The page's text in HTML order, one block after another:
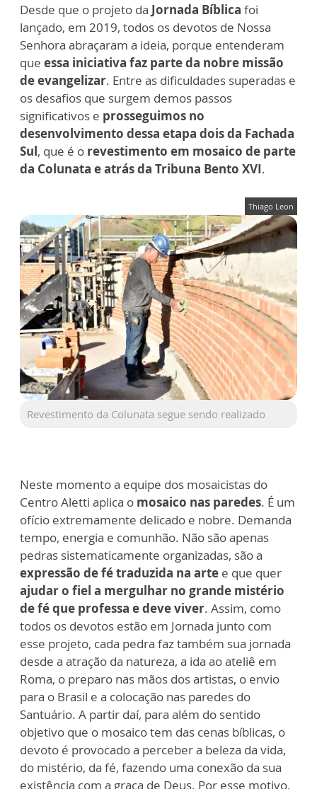
Desde que o projeto da Jornada Bíblica foi
lançado, em 2019, todos os devotos de Nossa
Senhora abraçaram a ideia, porque entenderam
que essa iniciativa faz parte da nobre missão
de evangelizar. Entre as dificuldades superadas e
os desafios que surgem demos passos
significativos e prosseguimos no
desenvolvimento dessa etapa dois da Fachada
Sul, que é o revestimento em mosaico de parte
da Colunata e atrás da Tribuna Bento XVI.
Thiago Leon
Revestimento da Colunata segue sendo realizado
Neste momento a equipe dos mosaicistas do
Centro Aletti aplica o mosaico nas paredes. É um
ofício extremamente delicado e nobre. Demanda
tempo, energia e comunhão. Não são apenas
pedras sistematicamente organizadas, são a
expressão de fé traduzida na arte e que quer
ajudar o fiel a mergulhar no grande mistério
de fé que professa e deve viver. Assim, como
todos os devotos estão em Jornada junto com
esse projeto, cada pedra faz também sua jornada
desde a atração da natureza, a ida ao ateliê em
Roma, o preparo nas mãos dos artistas, o envio
para o Brasil e a colocação nas paredes do
Santuário. A partir daí, para além do sentido
objetivo que o mosaico tem das cenas bíblicas, o
devoto é provocado a perceber a beleza da vida,
do mistério, da fé, fazendo uma conexão da sua
existência com a graça de Deus. Por esse motivo,